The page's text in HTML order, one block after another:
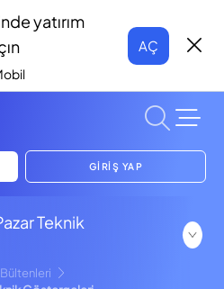
yatırım
AÇ
GİRİŞ YAP
Teknik